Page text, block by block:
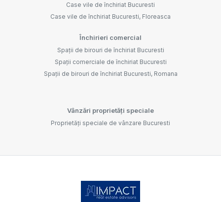
Case vile de închiriat Bucuresti
Case vile de închiriat Bucuresti, Floreasca
Închirieri comercial
Spații de birouri de închiriat Bucuresti
Spații comerciale de închiriat Bucuresti
Spații de birouri de închiriat Bucuresti, Romana
Vânzări proprietăți speciale
Proprietăți speciale de vânzare Bucuresti